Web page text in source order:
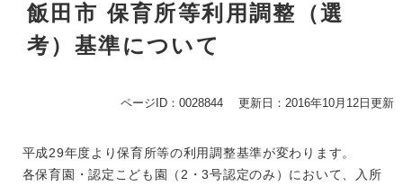
飯田市 保育所等利用調整（選
考）基準について
ページID：0028844 更新日：2016年10月12日更新
平成29年度より保育所等の利用調整基準が変わります。
各保育園・認定こども園（2・3号認定のみ）において、入所